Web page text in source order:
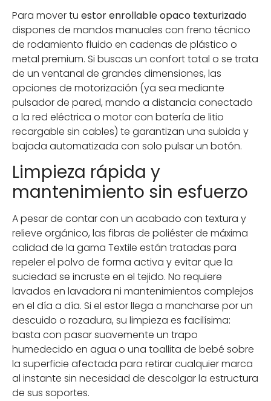
Para mover tu estor enrollable opaco texturizado
dispones de mandos manuales con freno técnico
de rodamiento fluido en cadenas de plástico o
metal premium. Si buscas un confort total o se trata
de un ventanal de grandes dimensiones, las
opciones de motorización (ya sea mediante
pulsador de pared, mando a distancia conectado
a la red eléctrica o motor con batería de litio
recargable sin cables) te garantizan una subida y
bajada automatizada con solo pulsar un botón.
Limpieza rápida y
mantenimiento sin esfuerzo
A pesar de contar con un acabado con textura y
relieve orgánico, las fibras de poliéster de máxima
calidad de la gama Textile están tratadas para
repeler el polvo de forma activa y evitar que la
suciedad se incruste en el tejido. No requiere
lavados en lavadora ni mantenimientos complejos
en el día a día. Si el estor llega a mancharse por un
descuido o rozadura, su limpieza es facilísima:
basta con pasar suavemente un trapo
humedecido en agua o una toallita de bebé sobre
la superficie afectada para retirar cualquier marca
al instante sin necesidad de descolgar la estructura
de sus soportes.